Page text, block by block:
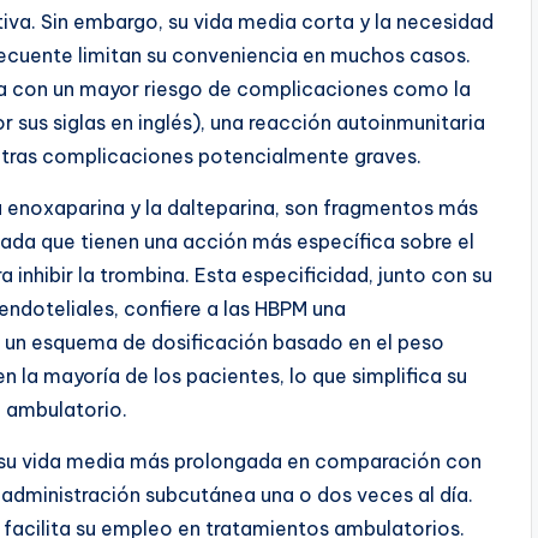
Sin embargo, su vida media corta y la necesidad
limitan su conveniencia en muchos casos.
un mayor riesgo de complicaciones como la
siglas en inglés), una reacción autoinmunitaria
complicaciones potencialmente graves.
y la dalteparina, son fragmentos más
que tienen una acción más específica sobre el
la trombina. Esta especificidad, junto con su
confiere a las HBPM una
esquema de dosificación basado en el peso
la mayoría de los pacientes, lo que simplifica su
ambulatorio.
vida media más prolongada en comparación con
subcutánea una o dos veces al día.
su empleo en tratamientos ambulatorios.